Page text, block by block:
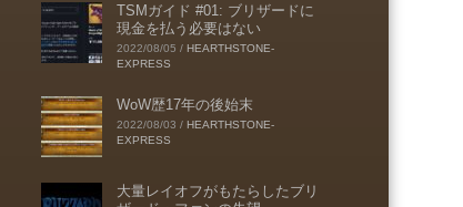
TSMガイド #01: ブリザードに
現金を払う必要はない
2022/08/05 / HEARTHSTONE-
EXPRESS
WoW歴17年の後始末
2022/08/03 / HEARTHSTONE-
EXPRESS
大量レイオフがもたらしたブリ